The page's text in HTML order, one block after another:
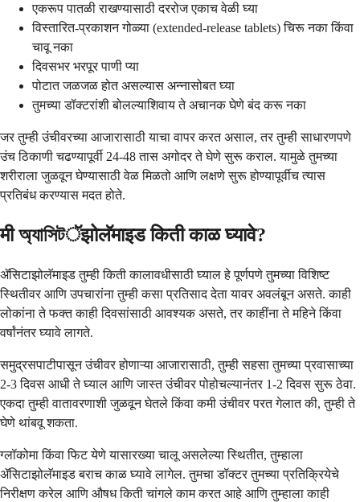
एकरूप पातळी राखण्यासाठी दररोज एकाच वेळी घ्या
विस्तारित-प्रकाशन गोळ्या (extended-release tablets) चिरू नका किंवा
चावू नका
दिवसभर भरपूर पाणी प्या
पोटात जळजळ होत असल्यास अन्नासोबत घ्या
तुमच्या डॉक्टरांशी बोलल्याशिवाय ते अचानक घेणे बंद करू नका
जर तुम्ही उंचीवरच्या आजारासाठी याचा वापर करत असाल, तर तुम्ही साधारणपणे
उंच ठिकाणी चढण्यापूर्वी 24-48 तास अगोदर ते घेणे सुरू कराल. यामुळे तुमच्या
शरीराला जुळवून घेण्यासाठी वेळ मिळतो आणि लक्षणे सुरू होण्यापूर्वीच त्यास
प्रतिबंध करण्यास मदत होते.
मी অ্যাসিটॅझोलॅमाइड किती काळ घ्यावे?
ॲसिटाझोलॅमाइड तुम्ही किती कालावधीसाठी घ्याल हे पूर्णपणे तुमच्या विशिष्ट
स्थितीवर आणि उपचारांना तुम्ही कसा प्रतिसाद देता यावर अवलंबून असते. काही
लोकांना ते फक्त काही दिवसांसाठी आवश्यक असते, तर काहींना ते महिने किंवा
वर्षांनंतर घ्यावे लागते.
समुद्रसपाटीपासून उंचीवर होणाऱ्या आजारासाठी, तुम्ही सहसा तुमच्या प्रवासाच्या
2-3 दिवस आधी ते घ्याल आणि जास्त उंचीवर पोहोचल्यानंतर 1-2 दिवस सुरू ठेवा.
एकदा तुम्ही वातावरणाशी जुळवून घेतले किंवा कमी उंचीवर परत गेलात की, तुम्ही ते
घेणे थांबवू शकता.
ग्लॉकोमा किंवा फिट येणे यासारख्या चालू असलेल्या स्थितीत, तुम्हाला
ॲसिटाझोलॅमाइड बराच काळ घ्यावे लागेल. तुमचा डॉक्टर तुमच्या प्रतिक्रियेचे
निरीक्षण करेल आणि औषध किती चांगले काम करत आहे आणि तुम्हाला काही